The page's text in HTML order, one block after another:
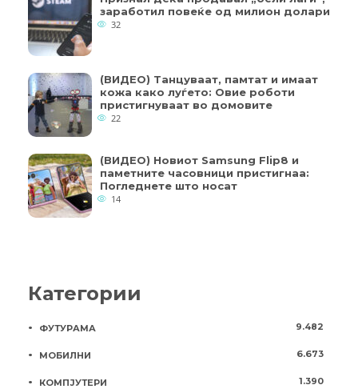
заработил повеќе од милион долари
32
(ВИДЕО) Танцуваат, памтат и имаат
кожа како луѓето: Овие роботи
пристигнуваат во домовите
22
(ВИДЕО) Новиот Samsung Flip8 и
паметните часовници пристигнаа:
Погледнете што носат
14
Категории
ФУТУРАМА 9.482
МОБИЛНИ 6.673
КОМПЈУТЕРИ 1.390